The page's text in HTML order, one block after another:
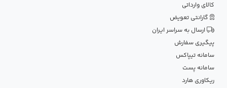
کالای وارداتی
گارانتی تعویض
ارسال به سراسر ایران
پیگیری سفارش
سامانه تیپاکس
سامانه پست
ریکاوری هارد